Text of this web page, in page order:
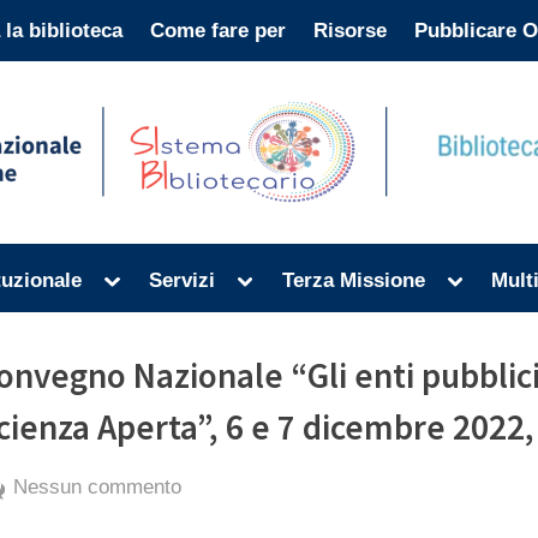
la biblioteca Come fare per Risorse Pubblicare
Toggle
menu
Servizi
Toggle
menu
Terza Missione
Toggle
menu
Nazionale “Gli enti
Aperta”, 6 e 7 dicembre
Posted
24 Novembre 2022
By
exporter
Nessun commentosu